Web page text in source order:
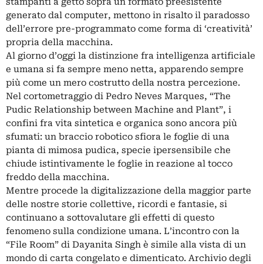
generato dal computer, mettono in risalto il paradosso
dell’errore pre-programmato come forma di ‘creatività’
propria della macchina.
Al giorno d’oggi la distinzione fra intelligenza artificiale
e umana si fa sempre meno netta, apparendo sempre
più come un mero costrutto della nostra percezione.
Nel cortometraggio di Pedro Neves Marques, “The
Pudic Relationship between Machine and Plant”, i
confini fra vita sintetica e organica sono ancora più
sfumati: un braccio robotico sfiora le foglie di una
pianta di mimosa pudica, specie ipersensibile che
chiude istintivamente le foglie in reazione al tocco
freddo della macchina.
Mentre procede la digitalizzazione della maggior parte
delle nostre storie collettive, ricordi e fantasie, si
continuano a sottovalutare gli effetti di questo
fenomeno sulla condizione umana. L’incontro con la
“File Room” di Dayanita Singh è simile alla vista di un
mondo di carta congelato e dimenticato. Archivio degli